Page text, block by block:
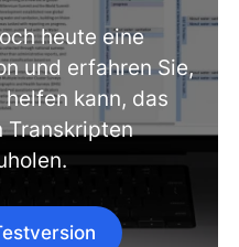
heute eine
und erfahren Sie,
helfen kann, das
Transkripten